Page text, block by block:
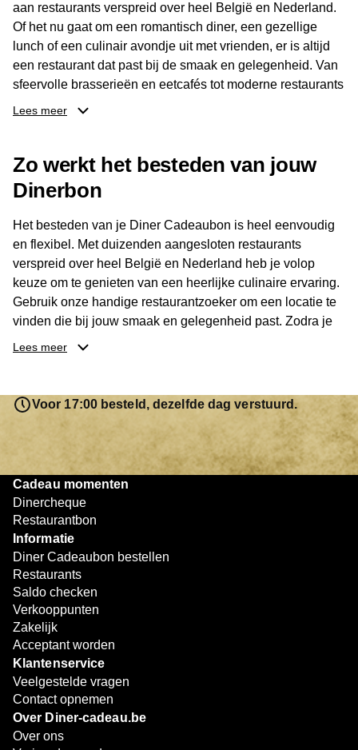
aan restaurants verspreid over heel België en Nederland.
Of het nu gaat om een romantisch diner, een gezellige
lunch of een culinair avondje uit met vrienden, er is altijd
een restaurant dat past bij de smaak en gelegenheid. Van
sfeervolle brasserieën en eetcafés tot moderne restaurants
en gastronomische locaties: er is voor ieder wat wils.
buurt, bijvoorbeeld in Brussel, Antwerpen, Gent of Brugge.
De ontvanger kiest zelf waar en wanneer er wordt genoten
van deze culinaire ervaring. Zo is de Diner Cadeaubon
niet alleen een diner, maar een bijzondere belevenis.
Lees meer
Zo werkt het besteden van jouw
Dinerbon
Het besteden van je Diner Cadeaubon is heel eenvoudig
en flexibel. Met duizenden aangesloten restaurants
verspreid over heel België en Nederland heb je volop
keuze om te genieten van een heerlijke culinaire ervaring.
Gebruik onze handige restaurantzoeker om een locatie te
vinden die bij jouw smaak en gelegenheid past. Zodra je
je keuze hebt gemaakt, kun je eenvoudig reserveren en na
resterende bedrag blijft gewoon op de bon staan en kan
later worden gebruikt. Zo geniet je keer op keer van
bijzondere eetmomenten.
Lees meer
Voor 17:00 besteld, dezelfde dag verstuurd.
Cadeau momenten
Dinercheque
Restaurantbon
Informatie
Diner Cadeaubon bestellen
Restaurants
Saldo checken
Verkooppunten
Zakelijk
Acceptant worden
Klantenservice
Veelgestelde vragen
Contact opnemen
Over Diner-cadeau.be
Over ons